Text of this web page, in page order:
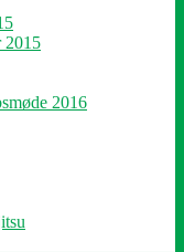
2015
2016